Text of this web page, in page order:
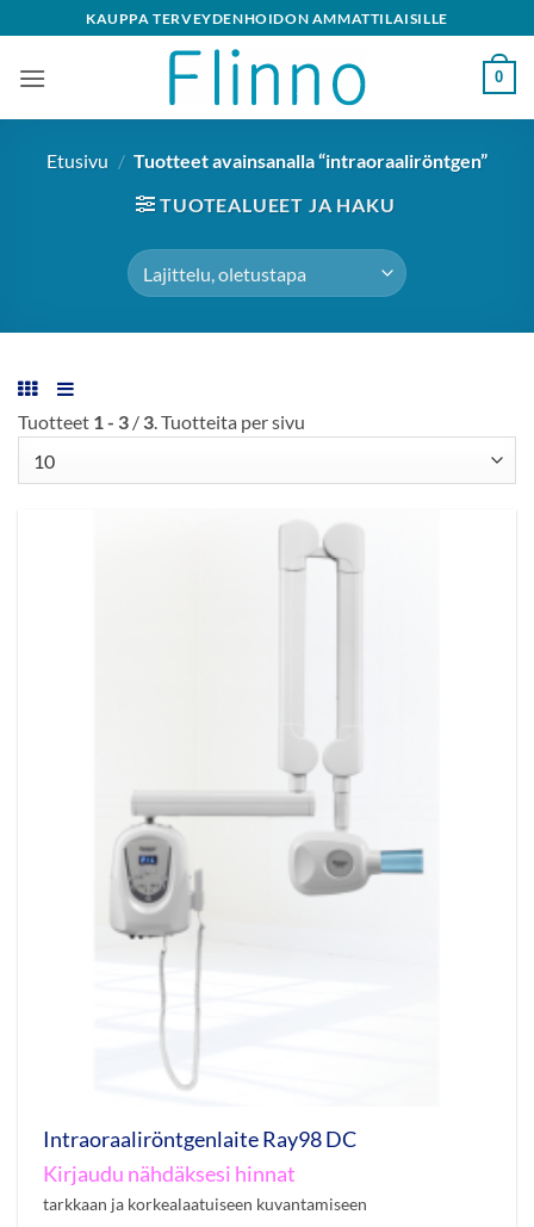
to
content
KAUPPA TERVEYDENHOIDON AMMATTILAISILLE
0
Etusivu / Tuotteet avainsanalla “intraoraaliröntgen”
TUOTEALUEET JA HAKU
Tuotteet 1 - 3 / 3. Tuotteita per sivu
Intraoraaliröntgenlaite Ray98 DC
Kirjaudu nähdäksesi hinnat
tarkkaan ja korkealaatuiseen kuvantamiseen